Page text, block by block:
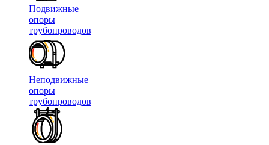
Подвижные
опоры
трубопроводов
Неподвижные
опоры
трубопроводов